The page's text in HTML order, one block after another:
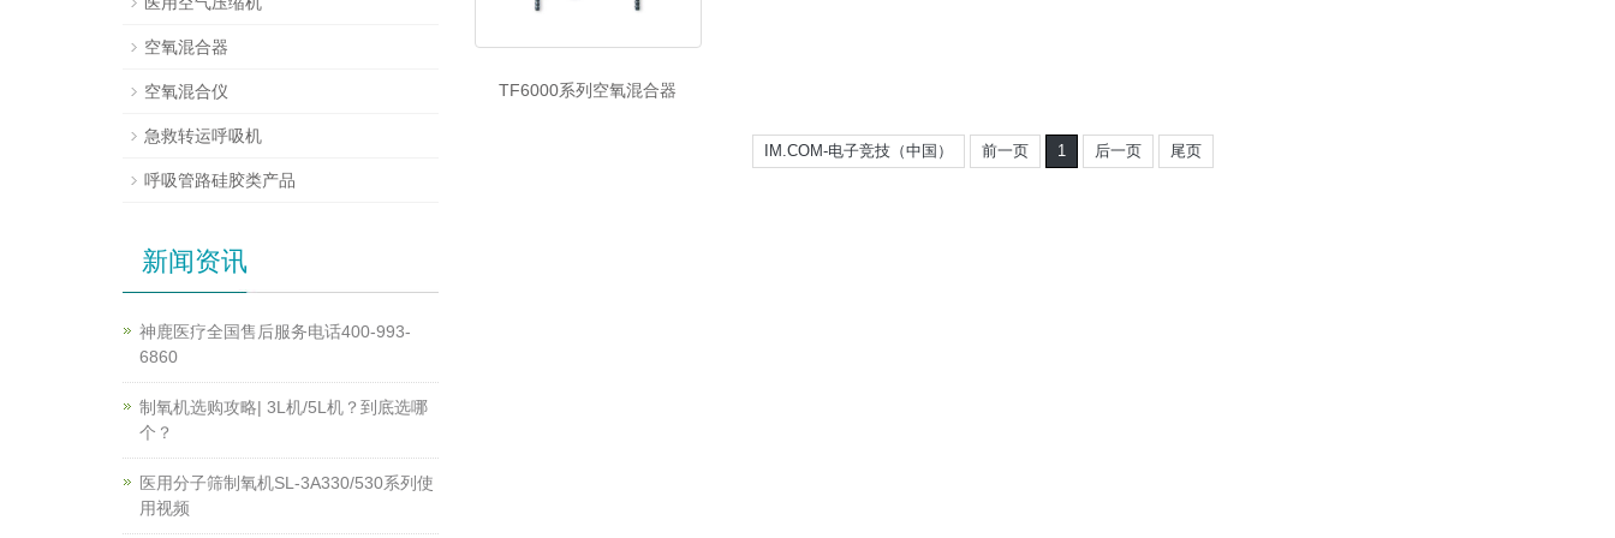
TF6000系列空氧混合器
IM.COM-电子竞技（中国） 前一页 1 后一页 尾页
空氧混合器
空氧混合仪
急救转运呼吸机
呼吸管路硅胶类产品
新闻资讯
神鹿医疗全国售后服务电话400-993-
6860
制氧机选购攻略| 3L机/5L机？到底选哪
个？
医用分子筛制氧机SL-3A330/530系列使
用视频